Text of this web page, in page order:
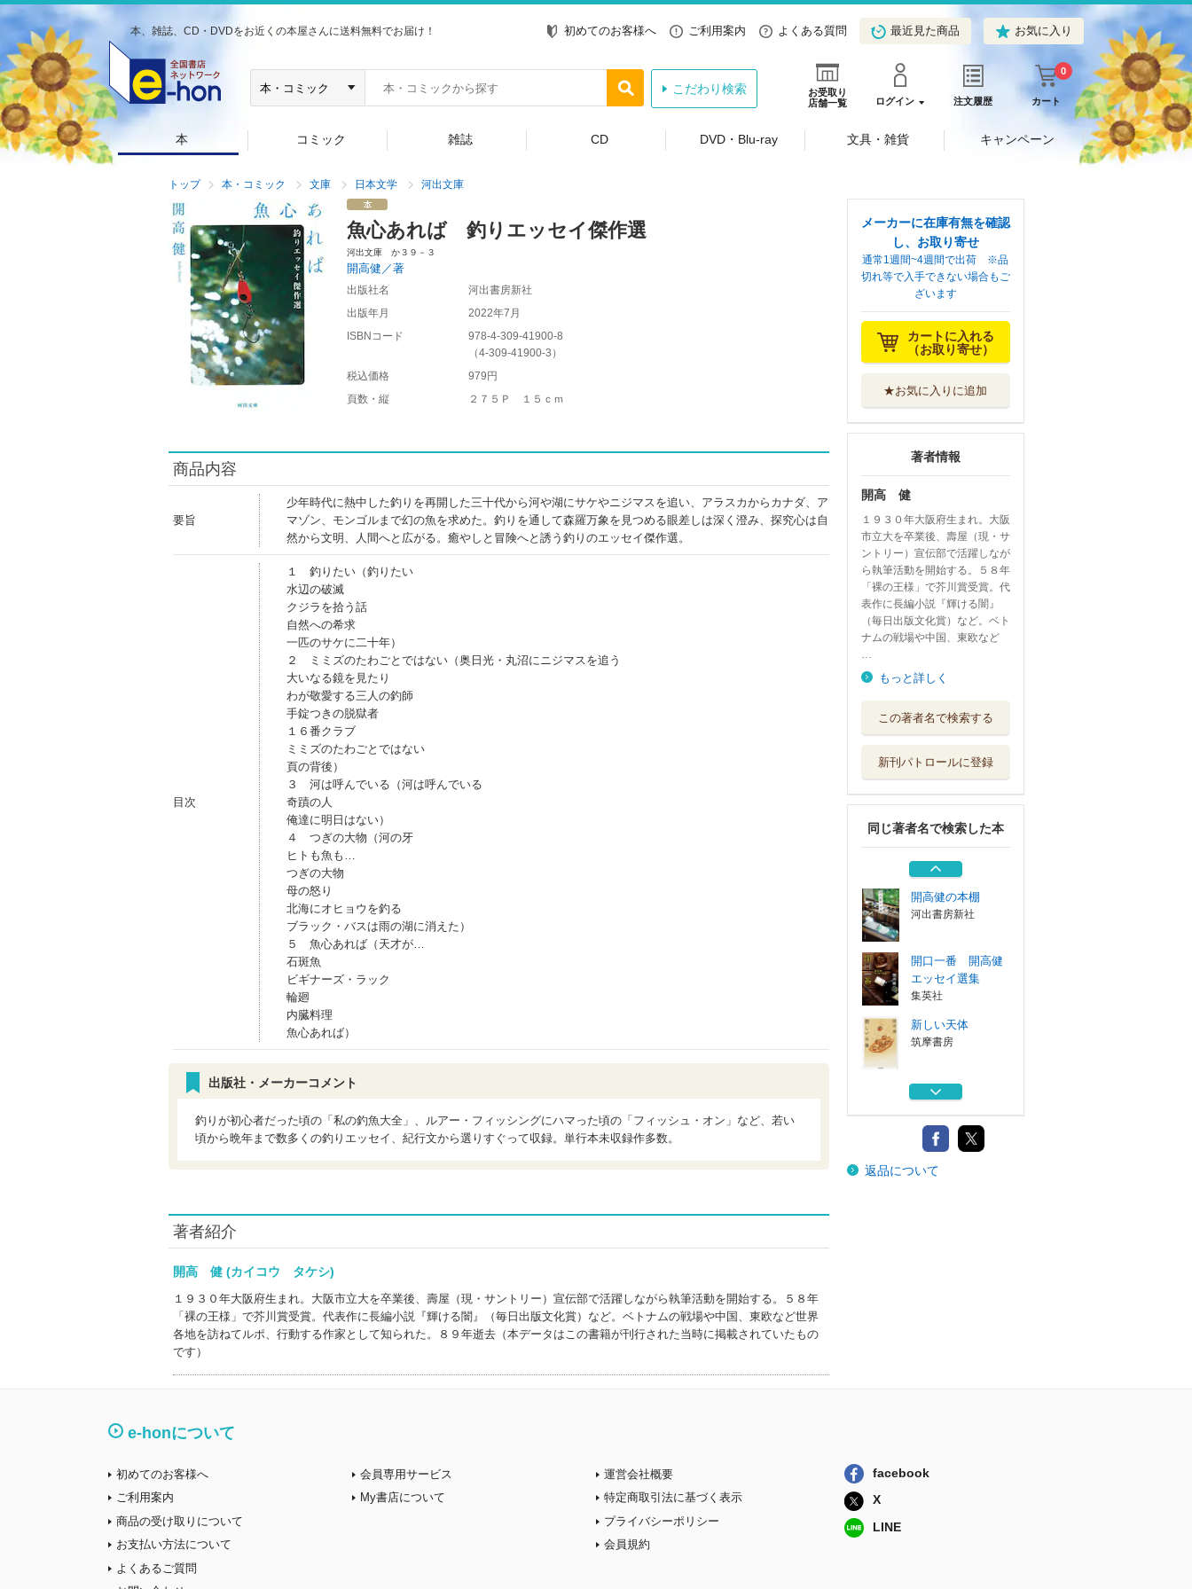
本、雑誌、CD・DVDをお近くの本屋さんに送料無料でお届け！ 初めてのお客様へ ご利用案内 よくある質問 最近見た商品 お気に入り
お受取り
店舗一覧
ログイン 注文履歴 カート
0
こだわり検索
本 コミック 雑誌 CD DVD・Blu-ray 文具・雑貨 キャンペーン
トップ 本・コミック 文庫 日本文学 河出文庫
魚心あれば 釣りエッセイ傑作選
河出文庫 か３９－３
開高健／著
出版社名
河出書房新社
出版年月
2022年7月
ISBNコード
978-4-309-41900-8
（4-309-41900-3 ）
税込価格
979円
頁数・縦
２７５Ｐ １５ｃｍ
商品内容
要旨
少年時代に熱中した釣りを再開した三十代から河や湖にサケやニジマスを追い、アラスカからカナダ、ア
マゾン、モンゴルまで幻の魚を求めた。釣りを通して森羅万象を見つめる眼差しは深く澄み、探究心は自
然から文明、人間へと広がる。癒やしと冒険へと誘う釣りのエッセイ傑作選。
目次
１ 釣りたい（釣りたい
水辺の破滅
クジラを拾う話
自然への希求
一匹のサケに二十年）
２ ミミズのたわごとではない（奥日光・丸沼にニジマスを追う
大いなる鏡を見たり
わが敬愛する三人の釣師
手錠つきの脱獄者
１６番クラブ
ミミズのたわごとではない
頁の背後）
３ 河は呼んでいる（河は呼んでいる
奇蹟の人
俺達に明日はない）
４ つぎの大物（河の牙
ヒトも魚も…
つぎの大物
母の怒り
北海にオヒョウを釣る
ブラック・バスは雨の湖に消えた）
５ 魚心あれば（天才が…
石斑魚
ビギナーズ・ラック
輪廻
内臓料理
魚心あれば）
出版社・メーカーコメント
釣りが初心者だった頃の「私の釣魚大全」、ルアー・フィッシングにハマった頃の「フィッシュ・オン」など、若い
頃から晩年まで数多くの釣りエッセイ、紀行文から選りすぐって収録。単行本未収録作多数。
著者紹介
開高 健 (カイコウ タケシ)
１９３０年大阪府生まれ。大阪市立大を卒業後、壽屋（現・サントリー）宣伝部で活躍しながら執筆活動を開始する。５８年
「裸の王様」で芥川賞受賞。代表作に長編小説『輝ける闇』（毎日出版文化賞）など。ベトナムの戦場や中国、東欧など世界
各地を訪ねてルポ、行動する作家として知られた。８９年逝去（本データはこの書籍が刊行された当時に掲載されていたもの
です）
メーカーに在庫有無を確認
し、お取り寄せ
通常1週間~4週間で出荷 ※品
切れ等で入手できない場合もご
ざいます
カートに入れる
（お取り寄せ）
★お気に入りに追加
著者情報
開高 健
１９３０年大阪府生まれ。大阪
市立大を卒業後、壽屋（現・サ
ントリー）宣伝部で活躍しなが
ら執筆活動を開始する。５８年
「裸の王様」で芥川賞受賞。代
表作に長編小説『輝ける闇』
（毎日出版文化賞）など。ベト
ナムの戦場や中国、東欧など
…
もっと詳しく
この著者名で検索する
新刊パトロールに登録
同じ著者名で検索した本
筑摩書房
生物（いきもの）
河出書房新社
ベトナム戦記 新
装版
朝日新聞出版
開高健の本棚
河出書房新社
開口一番 開高健
エッセイ選集
集英社
新しい天体
筑摩書房
生物（いきもの）
河出書房新社
ベトナム戦記 新
装版
ベトナム戦記 新
返品について
e-honについて
初めてのお客様へ
ご利用案内
商品の受け取りについて
お支払い方法について
よくあるご質問
会員専用サービス
My書店について
運営会社概要
特定商取引法に基づく表示
プライバシーポリシー
会員規約
facebook
X
LINE